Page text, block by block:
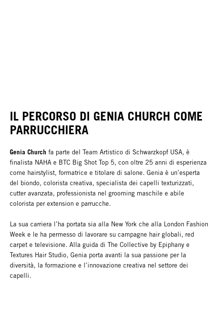
IL PERCORSO DI GENIA CHURCH COME
PARRUCCHIERA
Genia Church fa parte del Team Artistico di Schwarzkopf USA, è
finalista NAHA e BTC Big Shot Top 5, con oltre 25 anni di esperienza
come hairstylist, formatrice e titolare di salone. Genia è un’esperta
del biondo, colorista creativa, specialista dei capelli texturizzati,
cutter avanzata, professionista nel grooming maschile e abile
colorista per extension e parrucche.
La sua carriera l’ha portata sia alla New York che alla London Fashion
Week e le ha permesso di lavorare su campagne hair globali, red
carpet e televisione. Alla guida di The Collective by Epiphany e
Textures Hair Studio, Genia porta avanti la sua passione per la
diversità, la formazione e l’innovazione creativa nel settore dei
capelli.